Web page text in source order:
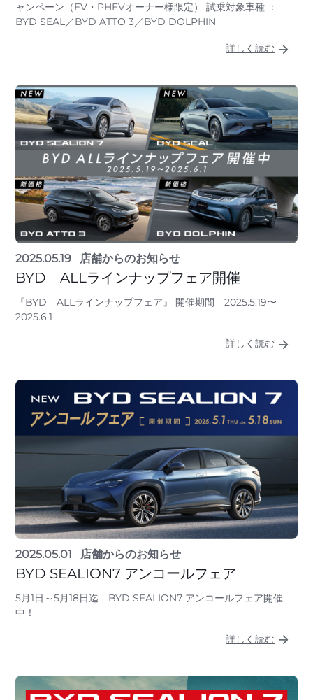
ャンペーン（EV・PHEVオーナー様限定） 試乗対象車種 ：
BYD SEAL／BYD ATTO 3／BYD DOLPHIN
詳しく読む
2025.05.19 店舗からのお知らせ
BYD ALLラインナップフェア開催
『BYD ALLラインナップフェア』 開催期間 2025.5.19〜
2025.6.1
詳しく読む
2025.05.01 店舗からのお知らせ
BYD SEALION7 アンコールフェア
5月1日～5月18日迄 BYD SEALION7 アンコールフェア開催
中！
詳しく読む